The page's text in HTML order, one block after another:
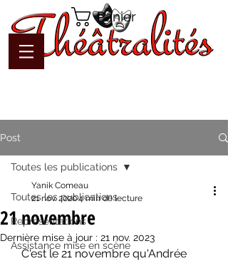
Panier
Post
Toutes les publications
Représentations
Assistance mise en scène
Toutes les publications
21 novembre
Yanik Comeau
21 nov. 20204 min de lecture
Dernière mise à jour : 21 nov. 2023
   C'est le 21 novembre qu'Andrée